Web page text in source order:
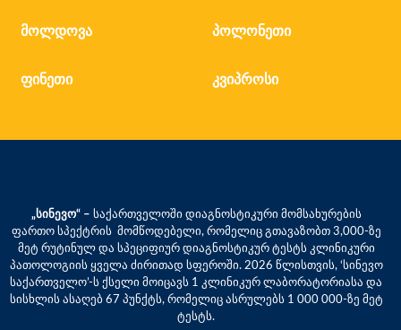
მოლდოვა პოლონეთი
ფინეთი კვიპროსი
„სინევო“ – საქართველოში დიაგნოსტიკური მომსახურების
ფართო სპექტრის მომწოდებელი, რომელიც გთავაზობთ 3,000-ზე
მეტ რუტინულ და სპეციფიურ დიაგნოსტიკურ ტესტს კლინიკური
პათოლოგიის ყველა ძირითად სფეროში. 2026 წლისთვის, ‘სინევო
საქართველო’-ს ქსელი მოიცავს 1 კლინიკურ ლაბორატორიასა და
სისხლის ასაღებ 67 პუნქტს, რომელიც ასრულებს 1 000 000-ზე მეტ
ტესტს.